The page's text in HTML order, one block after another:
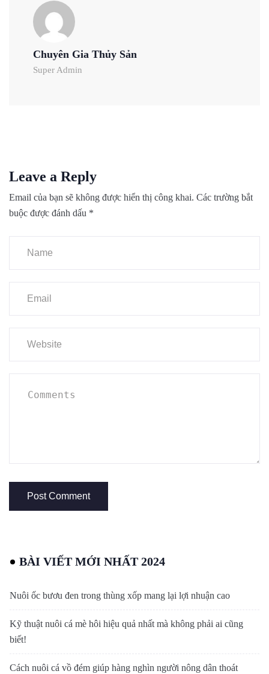
Chuyên Gia Thủy Sản
Super Admin
Leave a Reply
Email của bạn sẽ không được hiển thị công khai. Các trường bắt
buộc được đánh dấu *
BÀI VIẾT MỚI NHẤT 2024
Nuôi ốc bươu đen trong thùng xốp mang lại lợi nhuận cao
Kỹ thuật nuôi cá mè hôi hiệu quả nhất mà không phải ai cũng
biết!
Cách nuôi cá vồ đém giúp hàng nghìn người nông dân thoát